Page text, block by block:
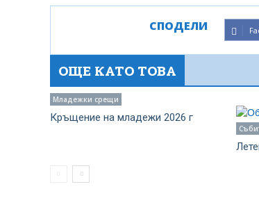
СПОДЕЛИ
ОЩЕ КАТО ТОВА
Младежки срещи
Кръщение на младежи 2026 г